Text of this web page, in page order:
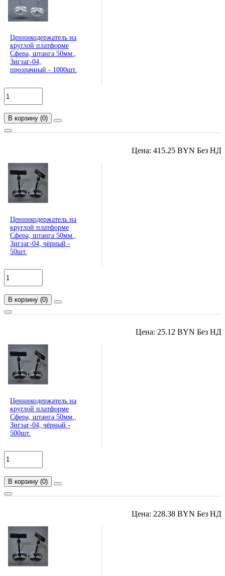
Ценникодержатель на
круглой платформе
Сфера, штанга 50мм.,
Зигзаг-04,
прозрачный - 1000шт.
В корзину (0)
Цена: 415.25 BYN Без
Ценникодержатель на
круглой платформе
Сфера, штанга 50мм.,
Зигзаг-04, чёрный -
50шт.
В корзину (0)
Цена: 25.12 BYN Без
Ценникодержатель на
круглой платформе
Сфера, штанга 50мм.,
Зигзаг-04, чёрный -
500шт.
В корзину (0)
Цена: 228.38 BYN Без